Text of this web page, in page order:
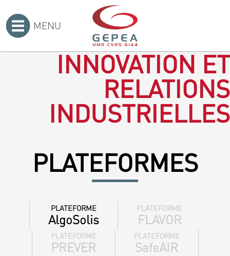
MENU
INNOVATION ET
RELATIONS
INDUSTRIELLES
PLATEFORMES
PLATEFORME
AlgoSolis
PLATEFORME
FLAVOR
PLATEFORME
PREVER
PLATEFORME
SafeAIR